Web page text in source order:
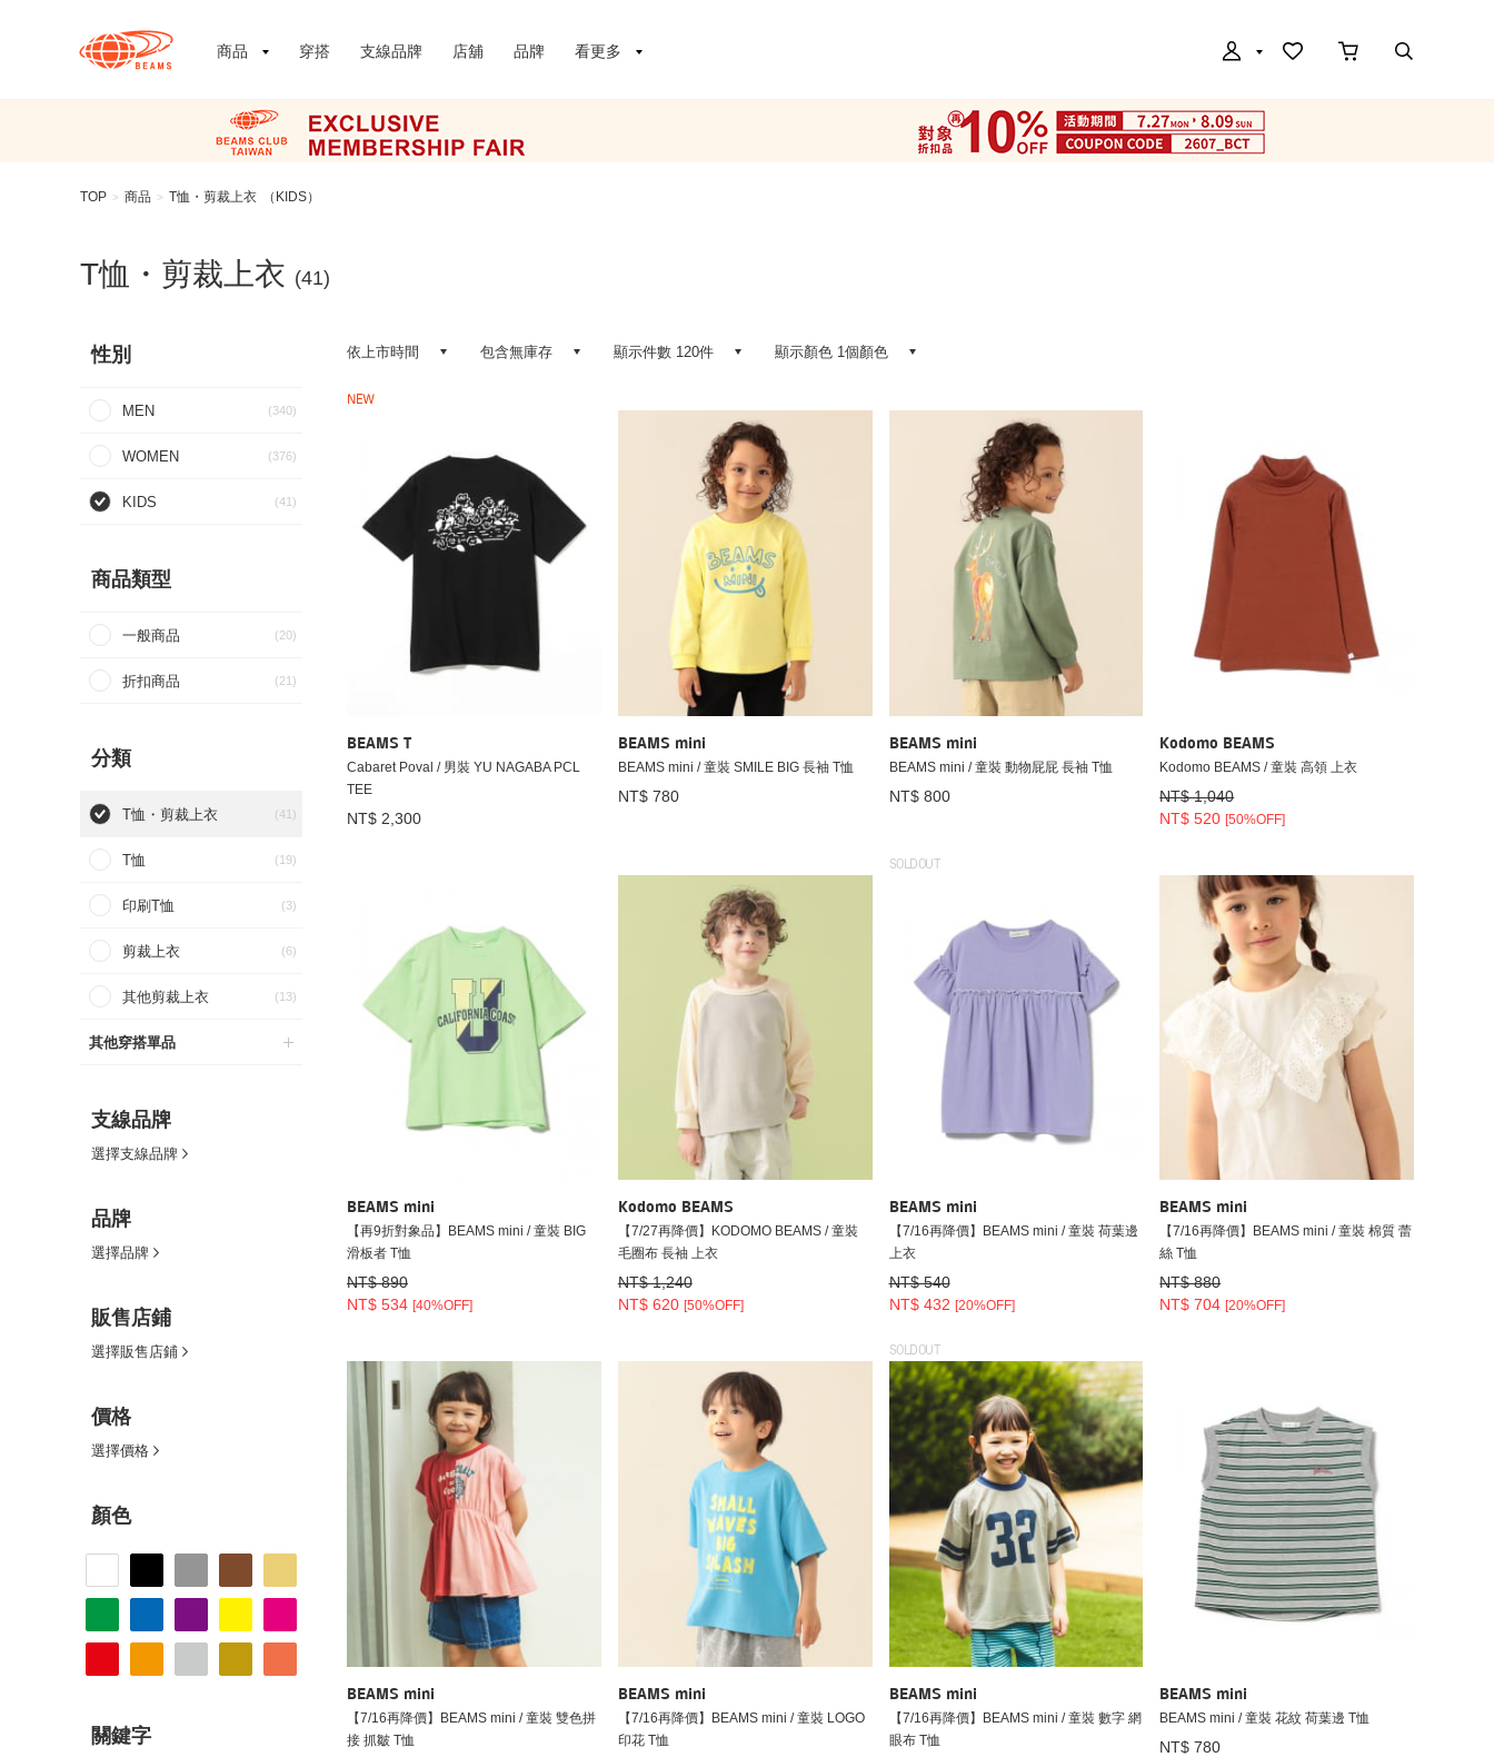
商品 穿搭 支線品牌 店舖 品牌 看更多
TOP > 商品 > T恤・剪裁上衣 （KIDS）
T恤・剪裁上衣 (41)
性別
MEN (340)
WOMEN (376)
KIDS (41)
商品類型
一般商品 (20)
折扣商品 (21)
分類
T恤・剪裁上衣 (41)
T恤 (19)
印刷T恤 (3)
剪裁上衣 (6)
其他剪裁上衣 (13)
其他穿搭單品
支線品牌
選擇支線品牌
品牌
選擇品牌
販售店鋪
選擇販售店鋪
價格
選擇價格
顏色
關鍵字
依上市時間 包含無庫存 顯示件數 120件 顯示顏色 1個顏色
NEW
BEAMS T
Cabaret Poval / 男裝 YU NAGABA PCL
TEE
NT$ 2,300
BEAMS mini
BEAMS mini / 童裝 SMILE BIG 長袖 T恤
NT$ 780
BEAMS mini
BEAMS mini / 童裝 動物屁屁 長袖 T恤
NT$ 800
Kodomo BEAMS
Kodomo BEAMS / 童裝 高領 上衣
NT$ 1,040
NT$ 520[50%OFF]
BEAMS mini
【再9折對象品】BEAMS mini / 童裝 BIG
滑板者 T恤
NT$ 890
NT$ 534 [40%OFF]
Kodomo BEAMS
【7/27再降價】KODOMO BEAMS / 童裝
毛圈布 長袖 上衣
NT$ 1,240
NT$ 620 [50%OFF]
SOLDOUT
BEAMS mini
【7/16再降價】BEAMS mini / 童裝 荷葉邊
上衣
NT$ 540
NT$ 432 [20%OFF]
BEAMS mini
【7/16再降價】BEAMS mini / 童裝 棉質 蕾
絲 T恤
NT$ 880
NT$ 704[20%OFF]
BEAMS mini
【7/16再降價】BEAMS mini / 童裝 雙色拼
接 抓皺 T恤
BEAMS mini
【7/16再降價】BEAMS mini / 童裝 LOGO
印花 T恤
SOLDOUT
BEAMS mini
【7/16再降價】BEAMS mini / 童裝 數字 網
眼布 T恤
BEAMS mini
BEAMS mini / 童裝 花紋 荷葉邊 T恤
NT$ 780